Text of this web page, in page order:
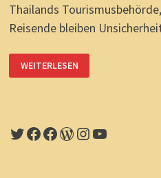
Thailands
Reisende bleiben
THAILAND-
COMEBACK:
HERZLICHE
WEITERLESEN
Twitter
Facebook
Facebook
WordPress
Instagram
YouTube